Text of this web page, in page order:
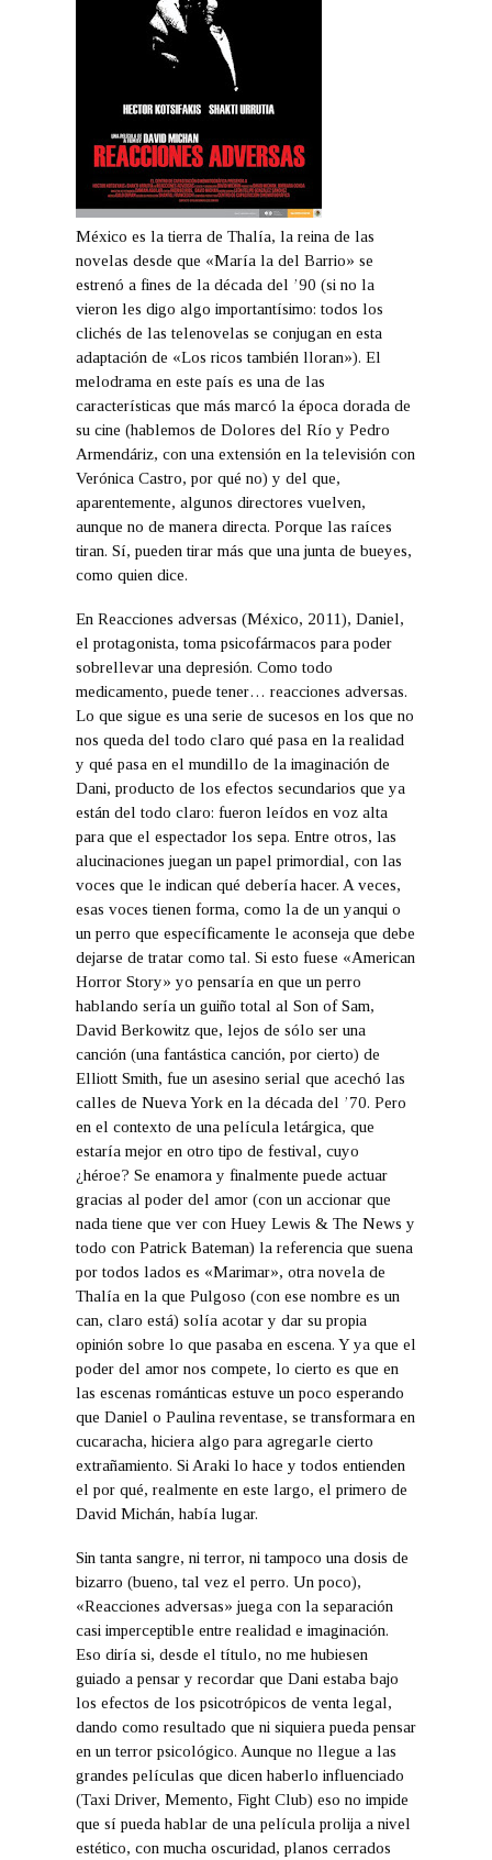
México es la tierra de Thalía, la reina de las
novelas desde que «María la del Barrio» se
estrenó a fines de la década del ’90 (si no la
vieron les digo algo importantísimo: todos los
clichés de las telenovelas se conjugan en esta
adaptación de «Los ricos también lloran»). El
melodrama en este país es una de las
características que más marcó la época dorada de
su cine (hablemos de Dolores del Río y Pedro
Armendáriz, con una extensión en la televisión con
Verónica Castro, por qué no) y del que,
aparentemente, algunos directores vuelven,
aunque no de manera directa. Porque las raíces
tiran. Sí, pueden tirar más que una junta de bueyes,
como quien dice.
En Reacciones adversas (México, 2011), Daniel,
el protagonista, toma psicofármacos para poder
sobrellevar una depresión. Como todo
medicamento, puede tener… reacciones adversas.
Lo que sigue es una serie de sucesos en los que no
nos queda del todo claro qué pasa en la realidad
y qué pasa en el mundillo de la imaginación de
Dani, producto de los efectos secundarios que ya
están del todo claro: fueron leídos en voz alta
para que el espectador los sepa. Entre otros, las
alucinaciones juegan un papel primordial, con las
voces que le indican qué debería hacer. A veces,
esas voces tienen forma, como la de un yanqui o
un perro que específicamente le aconseja que debe
dejarse de tratar como tal. Si esto fuese «American
Horror Story» yo pensaría en que un perro
hablando sería un guiño total al Son of Sam,
David Berkowitz que, lejos de sólo ser una
canción (una fantástica canción, por cierto) de
Elliott Smith, fue un asesino serial que acechó las
calles de Nueva York en la década del ’70. Pero
en el contexto de una película letárgica, que
estaría mejor en otro tipo de festival, cuyo
¿héroe? Se enamora y finalmente puede actuar
gracias al poder del amor (con un accionar que
nada tiene que ver con Huey Lewis & The News y
todo con Patrick Bateman) la referencia que suena
por todos lados es «Marimar», otra novela de
Thalía en la que Pulgoso (con ese nombre es un
can, claro está) solía acotar y dar su propia
opinión sobre lo que pasaba en escena. Y ya que el
poder del amor nos compete, lo cierto es que en
las escenas románticas estuve un poco esperando
que Daniel o Paulina reventase, se transformara en
cucaracha, hiciera algo para agregarle cierto
extrañamiento. Si Araki lo hace y todos entienden
el por qué, realmente en este largo, el primero de
David Michán, había lugar.
Sin tanta sangre, ni terror, ni tampoco una dosis de
bizarro (bueno, tal vez el perro. Un poco),
«Reacciones adversas» juega con la separación
casi imperceptible entre realidad e imaginación.
Eso diría si, desde el título, no me hubiesen
guiado a pensar y recordar que Dani estaba bajo
los efectos de los psicotrópicos de venta legal,
dando como resultado que ni siquiera pueda pensar
en un terror psicológico. Aunque no llegue a las
grandes películas que dicen haberlo influenciado
(Taxi Driver, Memento, Fight Club) eso no impide
que sí pueda hablar de una película prolija a nivel
estético, con mucha oscuridad, planos cerrados